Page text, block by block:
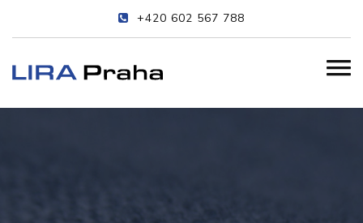
+420 602 567 788